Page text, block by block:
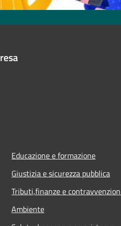
Educazione e formazione
Giustizia e sicurezza pubblica
Tributi,finanze e
Ambiente